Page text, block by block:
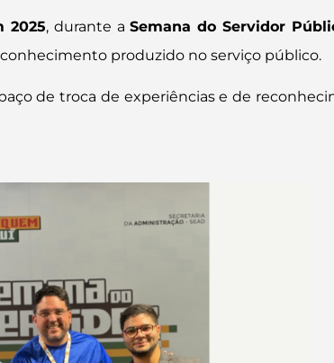
2025, durante aSemana do Servidor
produzido no serviço público.
de troca de experiências e de